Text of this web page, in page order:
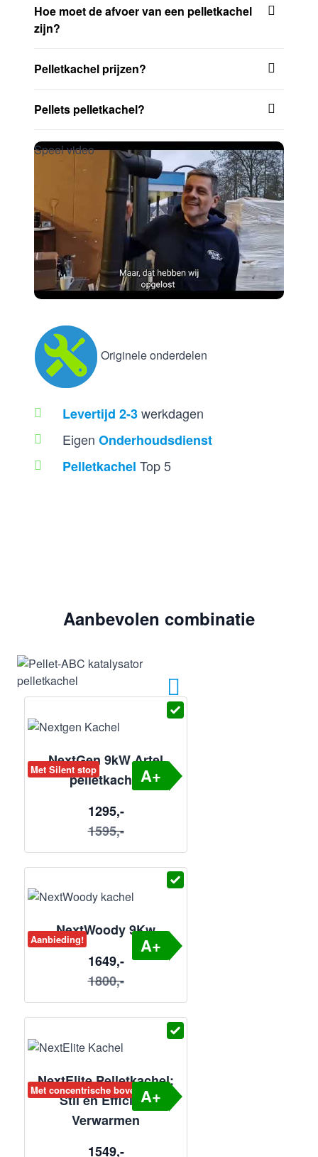
Hoe moet de afvoer van een pelletkachel
zijn?
Pelletkachel prijzen?
Pellets pelletkachel?
Speel video
Originele onderdelen
Levertijd 2-3werkdagen
Eigen Onderhoudsdienst
Pelletkachel Top 5
Aanbevolen combinatie
Met Silent stop A+
NextGen 9kW Artel
pelletkachel
1295,-
1595,-
Aanbieding! A+
NextWoody 9Kw
1649,-
1800,-
Met concentrische bovenafvoer
A+
NextElite Pelletkachel:
Stil en Efficiënt
Verwarmen
1549,-